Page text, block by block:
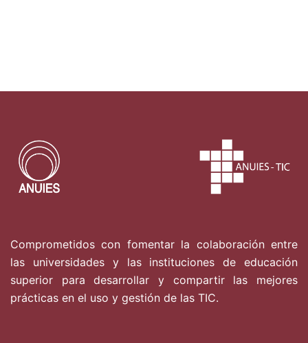
Comprometidos con fomentar la colaboración entre
las universidades y las instituciones de educación
superior para desarrollar y compartir las mejores
prácticas en el uso y gestión de las TIC.